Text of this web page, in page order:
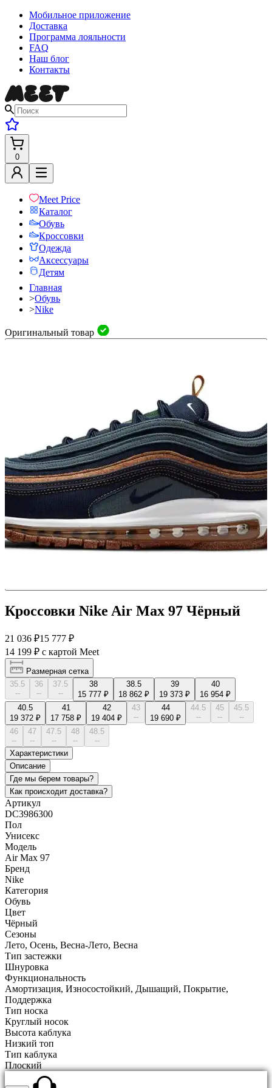
Мобильное приложение
Доставка
Программа лояльности
FAQ
Наш блог
Контакты
0
Meet Price
Каталог
Обувь
Кроссовки
Одежда
Аксессуары
Детям
Главная
>Обувь
>Nike
Оригинальный товар
Кроссовки Nike Air Max 97 Чёрный
21 036 ₽15 777 ₽
14 199 ₽ с картой Meet
Размерная сетка
35.5
--
36
--
37.5
--
38
15 777 ₽
38.5
18 862 ₽
39
19 373 ₽
40
16 954 ₽
40.5
19 372 ₽
41
17 758 ₽
42
19 404 ₽
43
--
44
19 690 ₽
44.5
--
45
--
45.5
--
46
--
47
--
47.5
--
48
--
48.5
--
Характеристики
Описание
Где мы берем товары?
Как происходит доставка?
Артикул
DC3986300
Пол
Унисекс
Модель
Air Max 97
Бренд
Nike
Категория
Обувь
Цвет
Чёрный
Сезоны
Лето, Осень, Весна-Лето, Весна
Тип застежки
Шнуровка
Функциональность
Амортизация, Износостойкий, Дышащий, Покрытие,
Поддержка
Тип носка
Круглый носок
Высота каблука
Низкий топ
Тип каблука
Плоский